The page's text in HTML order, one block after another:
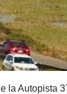
la Autopista